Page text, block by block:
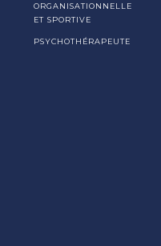
ORGANISATIONNELLE
ET SPORTIVE
PSYCHOTHÉRAPEUTE